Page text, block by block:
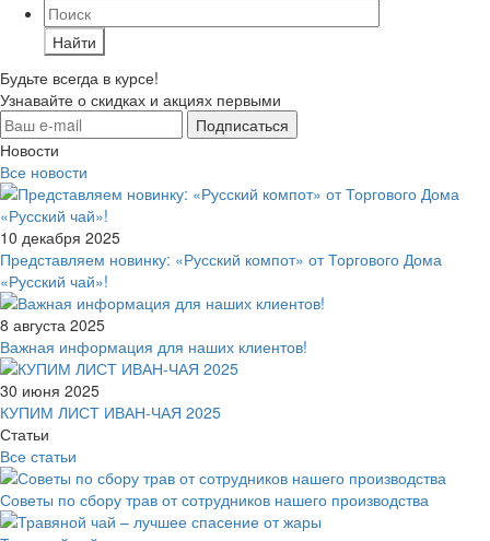
Найти
Будьте всегда в курсе!
Узнавайте о скидках и акциях первыми
Новости
Все новости
10 декабря 2025
Представляем новинку: «Русский компот» от Торгового Дома
«Русский чай»!
8 августа 2025
Важная информация для наших клиентов!
30 июня 2025
КУПИМ ЛИСТ ИВАН-ЧАЯ 2025
Статьи
Все статьи
Советы по сбору трав от сотрудников нашего производства